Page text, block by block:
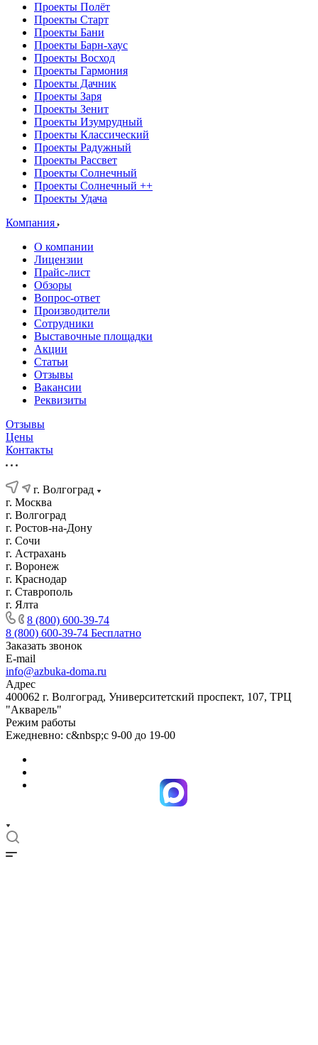
Проекты Полёт
Проекты Старт
Проекты Бани
Проекты Барн-хаус
Проекты Восход
Проекты Гармония
Проекты Дачник
Проекты Заря
Проекты Зенит
Проекты Изумрудный
Проекты Классический
Проекты Радужный
Проекты Рассвет
Проекты Солнечный
Проекты Солнечный ++
Проекты Удача
Компания
О компании
Лицензии
Прайс-лист
Обзоры
Вопрос-ответ
Производители
Сотрудники
Выставочные площадки
Акции
Статьи
Отзывы
Вакансии
Реквизиты
Отзывы
Цены
Контакты
г. Волгоград
г. Москва
г. Волгоград
г. Ростов-на-Дону
г. Сочи
г. Астрахань
г. Воронеж
г. Краснодар
г. Ставрополь
г. Ялта
8 (800) 600-39-74
8 (800) 600-39-74 Бесплатно
Заказать звонок
E-mail
info@azbuka-doma.ru
Адрес
400062 г. Волгоград, Университетский проспект, 107, ТРЦ
"Акварель"
Режим работы
Ежедневно: с&nbsp;с 9-00 до 19-00